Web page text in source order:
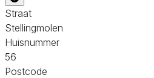
Straat
Stellingmolen
Huisnummer
56
Postcode